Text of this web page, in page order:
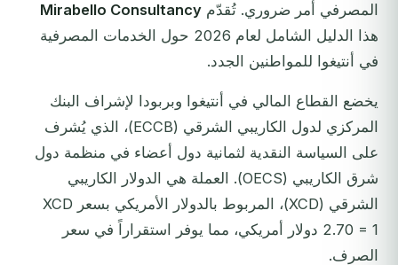
المصرفي أمر ضروري. تُقدّم Mirabello Consultancy
هذا الدليل الشامل لعام 2026 حول الخدمات المصرفية
في أنتيغوا للمواطنين الجدد.
يخضع القطاع المالي في أنتيغوا وبربودا لإشراف البنك
المركزي لدول الكاريبي الشرقي (ECCB)، الذي يُشرف
على السياسة النقدية لثمانية دول أعضاء في منظمة دول
شرق الكاريبي (OECS). العملة هي الدولار الكاريبي
الشرقي (XCD)، المربوط بالدولار الأمريكي بسعر XCD
2.70 = 1 دولار أمريكي، مما يوفر استقراراً في سعر
الصرف.